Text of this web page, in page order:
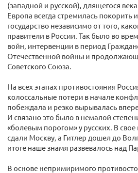
(западной и русской), длящегося
Европа всегда стремилась покорить
государство независимо от того,
правители в России. Так было во
войн, интервенции в период
Отечественной войны и
Советского Союза.
На всех этапах противостояния
колоссальные потери в начале
побеждала и резко вырывалась
И связано это было в немалой
«болевым порогом» у русских. В
сдали Москву, а Гитлер дошел до
итоге наше знамя развевалось над
В основе непримиримого